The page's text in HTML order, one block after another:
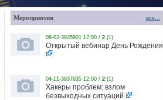
все...
Мероприятия
08-02-3935901 12:00 / 2 (1)
Открытый вебинар День Рождения
04-11-3937635 12:00 / 2 (1)
Хакеры проблем: взлом
безвыходных ситуаций